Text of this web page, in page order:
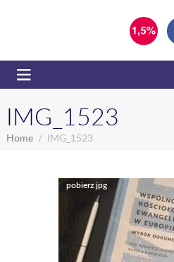
IMG_1523
Home IMG_1523